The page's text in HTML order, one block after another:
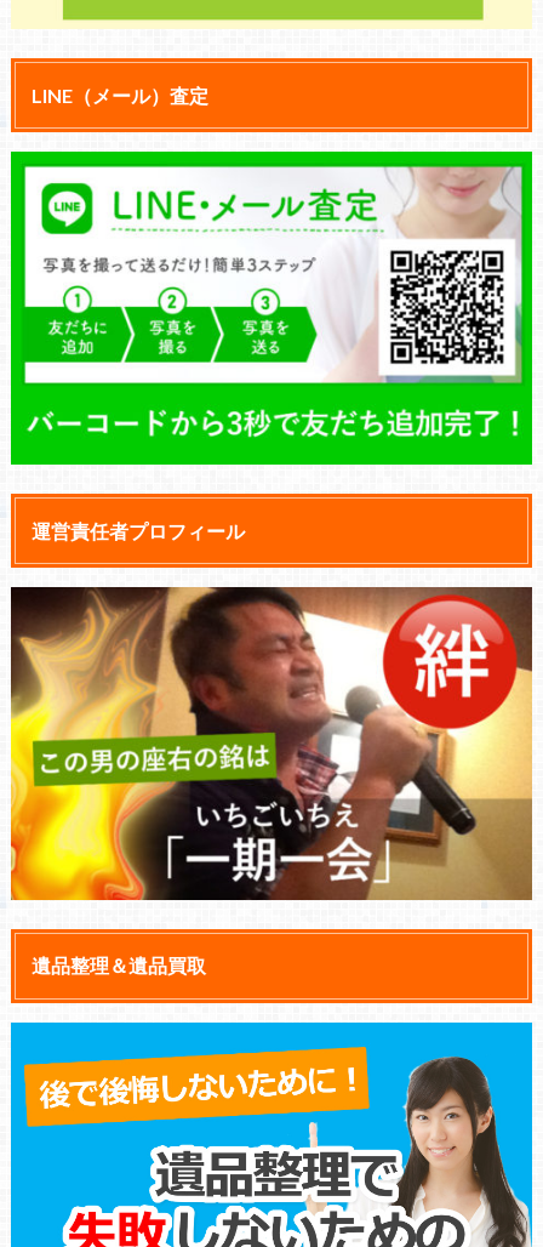
LINE（メール）査定
運営責任者プロフィール
遺品整理＆遺品買取